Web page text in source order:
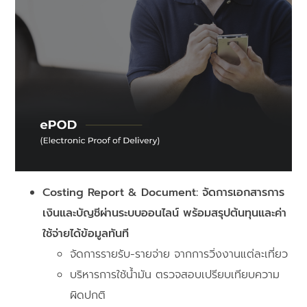
Costing Report & Document: จัดการเอกสารการ
เงินและบัญชีผ่านระบบออนไลน์ พร้อมสรุปต้นทุนและค่า
ใช้จ่ายได้ข้อมูลทันที
จัดการรายรับ-รายจ่าย จากการวิ่งงานแต่ละเที่ยว
บริหารการใช้น้ำมัน ตรวจสอบเปรียบเทียบความ
ผิดปกติ